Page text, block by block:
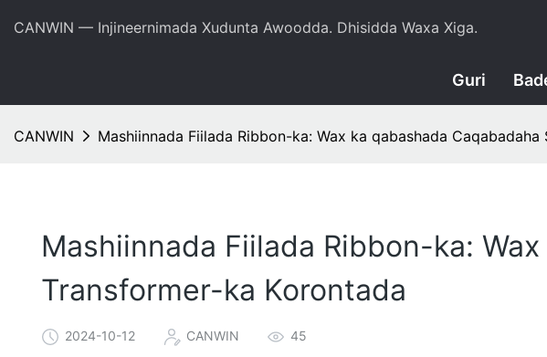
CANWIN — Injineernimada Xudunta Awoodda. Dhisidda Waxa Xiga.
Guri
CANWIN Mashiinnada Fiilada Ribbon-ka: Wax ka qabashada
Mashiinnada Fiilada Ribbon-ka:
Transformer-ka Korontada
2024-10-12 CANWIN 45